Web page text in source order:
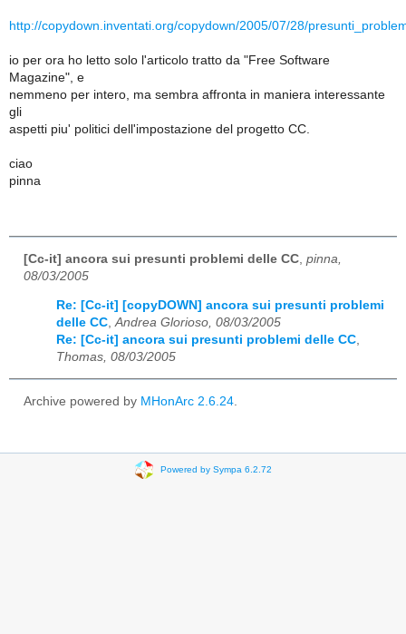
http://copydown.inventati.org/copydown/2005/07/28/
io per ora ho letto solo l'articolo tratto da "Free Software
Magazine", e
nemmeno per intero, ma sembra affronta in maniera interessante
gli
aspetti piu' politici dell'impostazione del progetto CC.
ciao
pinna
[Cc-it] ancora sui presunti problemi delle CC pinna,
08/03/2005
Re: [Cc-it] [copyDOWN] ancora sui presunti problemi
delle CC,Andrea Glorioso, 08/03/2005
Re: [Cc-it] ancora sui presunti problemi delle CC,
Thomas, 08/03/2005
Archive powered by MHonArc 2.6.24.
Powered by Sympa 6.2.72